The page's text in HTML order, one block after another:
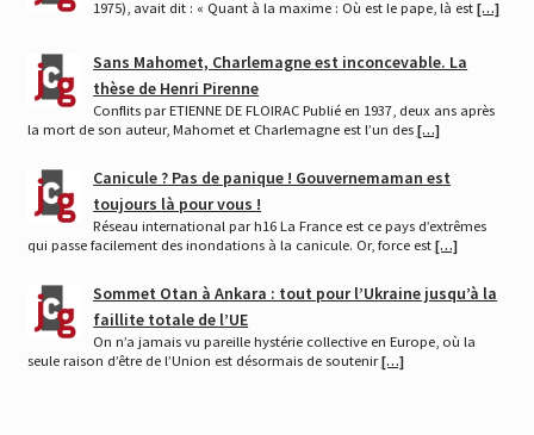
1975), avait dit : « Quant à la maxime : Où est le pape, là est[…]
Sans Mahomet, Charlemagne est inconcevable. La
thèse de Henri Pirenne
Conflits par ETIENNE DE FLOIRAC Publié en 1937, deux ans après
la mort de son auteur, Mahomet et Charlemagne est l’un des […]
Canicule ? Pas de panique ! Gouvernemaman est
toujours là pour vous !
Réseau international par h16 La France est ce pays d’extrêmes
qui passe facilement des inondations à la canicule. Or, force est […]
Sommet Otan à Ankara : tout pour l’Ukraine jusqu’à la
faillite totale de l’UE
On n’a jamais vu pareille hystérie collective en Europe, où la
seule raison d’être de l’Union est désormais de soutenir[…]